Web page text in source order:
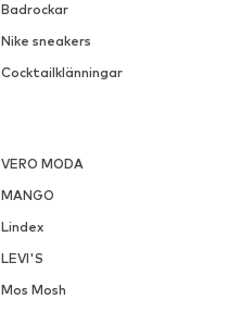
Badrockar
Nike sneakers
Cocktailklänningar
VERO MODA
MANGO
Lindex
LEVI'S
Mos Mosh